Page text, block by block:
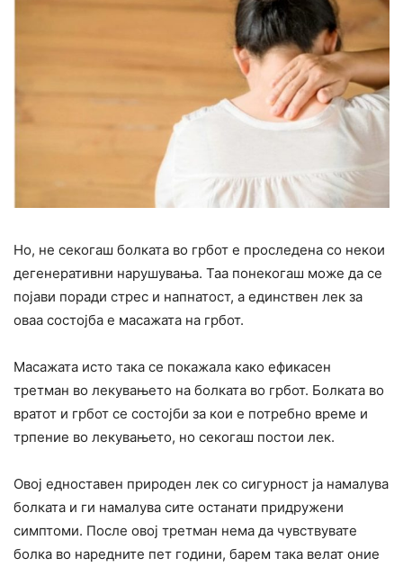
Но, не секогаш болката во грбот е проследена со некои
дегенеративни нарушувања. Таа понекогаш може да се
појави поради стрес и напнатост, а единствен лек за
оваа состојба е масажата на грбот.
Масажата исто така се покажала како ефикасен
третман во лекувањето на болката во грбот. Болката во
вратот и грбот се состојби за кои е потребно време и
трпение во лекувањето, но секогаш постои лек.
Овој едноставен природен лек со сигурност ја намалува
болката и ги намалува сите останати придружени
симптоми. После овој третман нема да чувствувате
болка во наредните пет години, барем така велат оние